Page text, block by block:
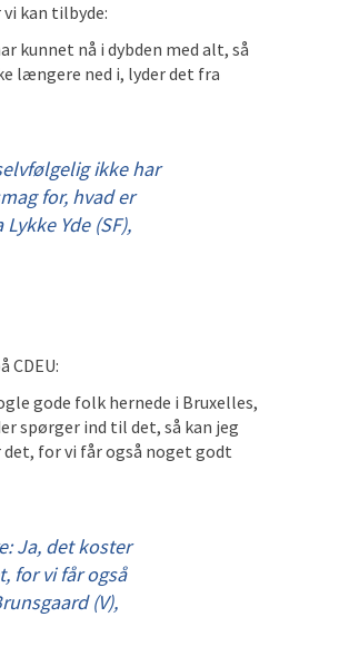
kan tilbyde:
kunnet nå i dybden med alt, så
længere ned i, lyder det fra
ikke har
for, hvad er
Yde (SF),
gode folk hernede i Bruxelles,
spørger ind til det, så kan jeg
for vi får også noget godt
Ja, det koster
for vi får også
(V),